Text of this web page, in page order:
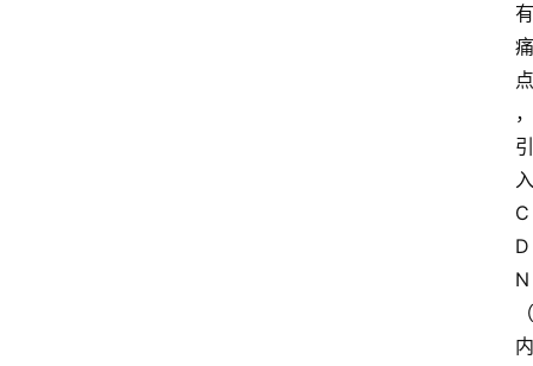
有
痛
点
，
引
入
C
D
N
（
内